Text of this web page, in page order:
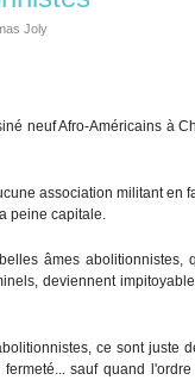
Joly
neuf Afro-Américains à
association militant en
peine capitale.
âmes abolitionnistes,
deviennent
ce sont juste
sauf quand